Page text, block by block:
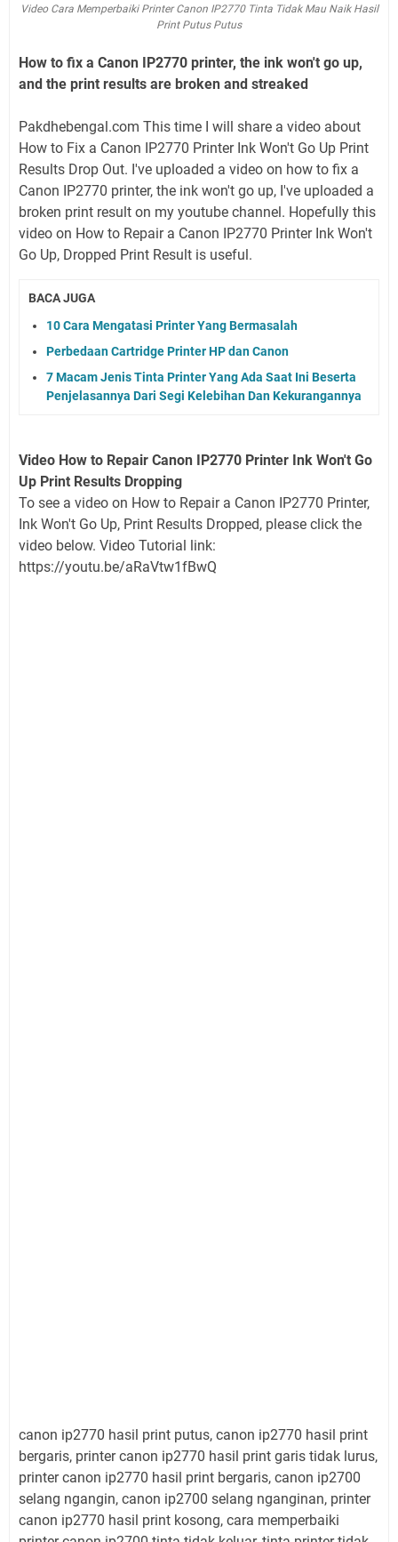
Video Cara Memperbaiki Printer Canon IP2770 Tinta Tidak Mau Naik Hasil
Print Putus Putus
How to fix a Canon IP2770 printer, the ink won't go up,
and the print results are broken and streaked
Pakdhebengal.com This time I will share a video about
How to Fix a Canon IP2770 Printer Ink Won't Go Up Print
Results Drop Out. I've uploaded a video on how to fix a
Canon IP2770 printer, the ink won't go up, I've uploaded a
broken print result on my youtube channel. Hopefully this
video on How to Repair a Canon IP2770 Printer Ink Won't
Go Up, Dropped Print Result is useful.
BACA JUGA
10 Cara Mengatasi Printer Yang Bermasalah
Perbedaan Cartridge Printer HP dan Canon
7 Macam Jenis Tinta Printer Yang Ada Saat Ini Beserta
Penjelasannya Dari Segi Kelebihan Dan Kekurangannya
Video How to Repair Canon IP2770 Printer Ink Won't Go
Up Print Results Dropping
To see a video on How to Repair a Canon IP2770 Printer,
Ink Won't Go Up, Print Results Dropped, please click the
video below. Video Tutorial link:
https://youtu.be/aRaVtw1fBwQ
canon ip2770 hasil print putus, canon ip2770 hasil print
bergaris, printer canon ip2770 hasil print garis tidak lurus,
printer canon ip2770 hasil print bergaris, canon ip2700
selang ngangin, canon ip2700 selang nganginan, printer
canon ip2770 hasil print kosong, cara memperbaiki